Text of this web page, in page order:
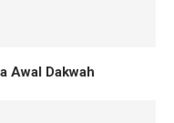
Awal Dakwah